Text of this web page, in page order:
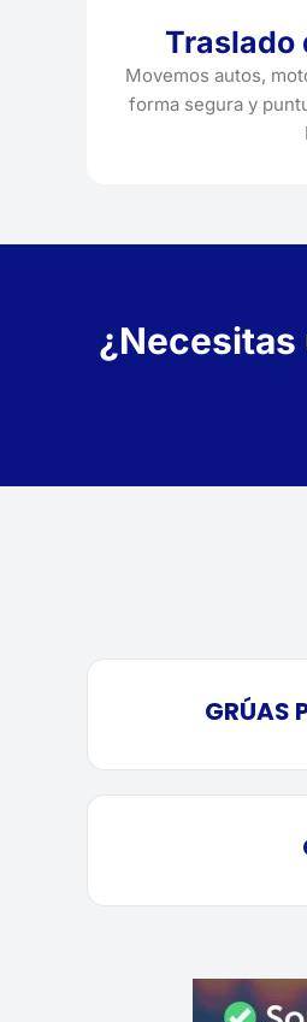
Traslado
Movemos autos,
forma segura y
¿Necesitas
GRÚAS